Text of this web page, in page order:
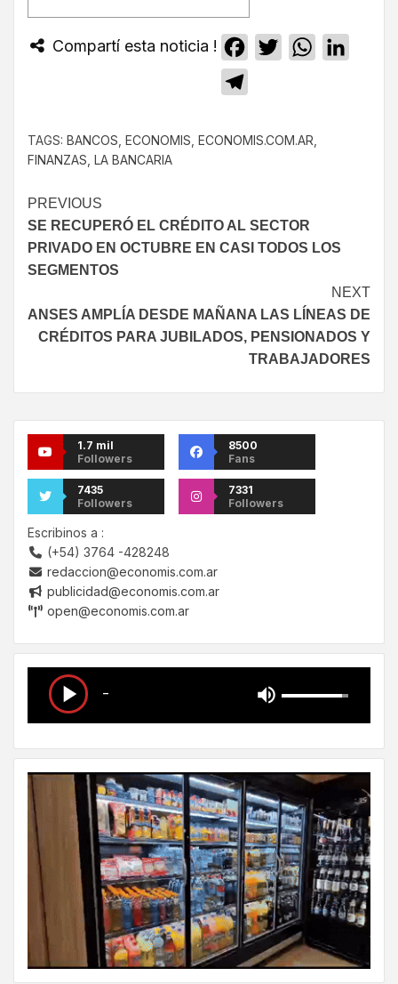
Compartí esta noticia ! Facebook
TwitterWhatsApp
TAGS: BANCOS ECONOMIS ECONOMIS.COM.AR
FINANZAS LA BANCARIA
PREVIOUS
SE RECUPERÓ EL CRÉDITO AL SECTOR
PRIVADO EN OCTUBRE EN CASI TODOS LOS
SEGMENTOS
NEXT
ANSES AMPLÍA DESDE MAÑANA LAS LÍNEAS DE
CRÉDITOS PARA JUBILADOS, PENSIONADOS Y
TRABAJADORES
1.7 mil
Followers
8500
Fans
7435
Followers
7331
Followers
Escribinos a :
(+54) 3764 -428248
redaccion@economis.com.ar
publicidad@economis.com.ar
open@economis.com.ar